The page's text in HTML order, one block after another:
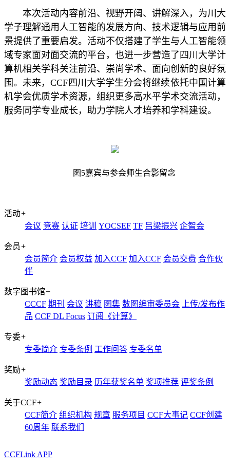
本次活动内容前沿、视野开阔、讲解深入，为川大
学子理解通用人工智能的发展方向、技术逻辑与应用前
景提供了重要启发。活动不仅搭建了学生与人工智能领
域专家面对面交流的平台，也进一步营造了四川大学计
算机相关学科关注前沿、崇尚学术、面向创新的良好氛
围。未来，CCF四川大学学生分会将继续依托中国计算
机学会优质学术资源，组织更多高水平学术交流活动，
服务同学专业成长，助力学院人才培养和学科建设。
图5嘉宾与参会师生合影留念
活动+
会议 竞赛 认证 培训 YOCSEF TF 吕梁振兴 企智会
会员+
会员简介 会员权益 加入CCF 加入CCF 会员交费 合作伙
伴
数字图书馆+
CCCF 期刊 会议 讲稿 图集 数图编审委员会
上传/发布作
品 CCF DL Focus 订阅《计算》
专委+
专委简介 专委条例 工作问答 专委名单
奖励+
奖励动态 奖励目录 历年获奖名单 奖项推荐 评奖条例
关于CCF+
CCF简介 组织机构 规章 服务项目 CCF大事记 CCF创建
60周年 联系我们
CCFLink APP